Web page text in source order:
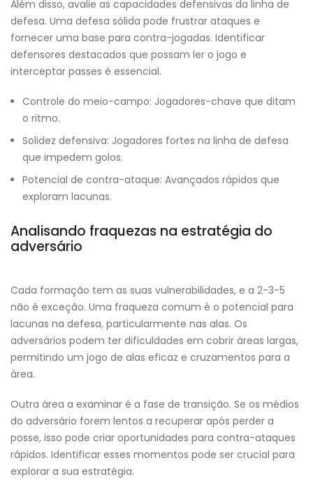
Além disso, avalie as capacidades defensivas da linha de
defesa. Uma defesa sólida pode frustrar ataques e
fornecer uma base para contra-jogadas. Identificar
defensores destacados que possam ler o jogo e
interceptar passes é essencial.
Controle do meio-campo: Jogadores-chave que ditam
o ritmo.
Solidez defensiva: Jogadores fortes na linha de defesa
que impedem golos.
Potencial de contra-ataque: Avançados rápidos que
exploram lacunas.
Analisando fraquezas na estratégia do
adversário
Cada formação tem as suas vulnerabilidades, e a 2-3-5
não é exceção. Uma fraqueza comum é o potencial para
lacunas na defesa, particularmente nas alas. Os
adversários podem ter dificuldades em cobrir áreas largas,
permitindo um jogo de alas eficaz e cruzamentos para a
área.
Outra área a examinar é a fase de transição. Se os médios
do adversário forem lentos a recuperar após perder a
posse, isso pode criar oportunidades para contra-ataques
rápidos. Identificar esses momentos pode ser crucial para
explorar a sua estratégia.